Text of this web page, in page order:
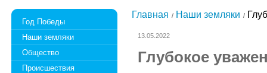
Год Победы
Наши земляки
Общество
Происшествия
Главная Наши земляки
13.05.2022
Глубокое